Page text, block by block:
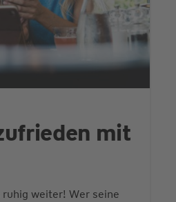
mit
ruhig weiter! Wer seine